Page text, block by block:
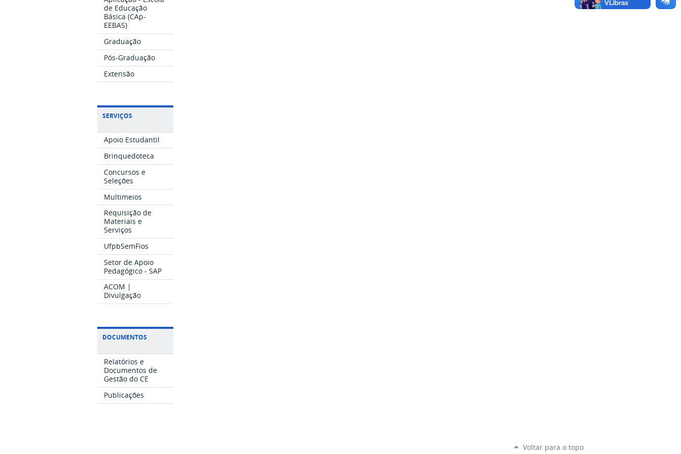
de Educação
Básica (CAp-
EEBAS)
Graduação
Pós-Graduação
Extensão
SERVIÇOS
Apoio Estudantil
Brinquedoteca
Concursos e
Seleções
Multimeios
Requisição de
Materiais e
Serviços
UfpbSemFios
Setor de Apoio
Pedagógico - SAP
ACOM |
Divulgação
DOCUMENTOS
Relatórios e
Documentos de
Gestão do CE
Publicações
Voltar para o topo